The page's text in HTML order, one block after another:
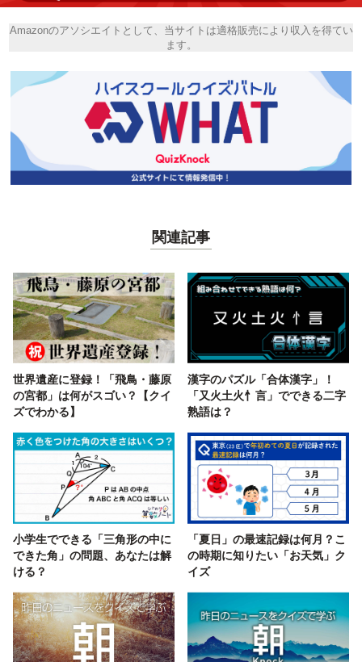
Amazonのアソシエイトとして、当サイトは適格販売により収入を得てい
ます。
関連記事
世界遺産に登録！「飛鳥・藤原
の宮都」は何がスゴい？【クイ
ズでわかる】
漢字のパズル「合体漢字」！
「又火土火忄言」でできる二字
熟語は？
小学生でできる「三角形の中に
できた角」の問題、あなたは解
ける？
「夏日」の最速記録は何月？こ
の時期に知りたい「お天気」ク
イズ